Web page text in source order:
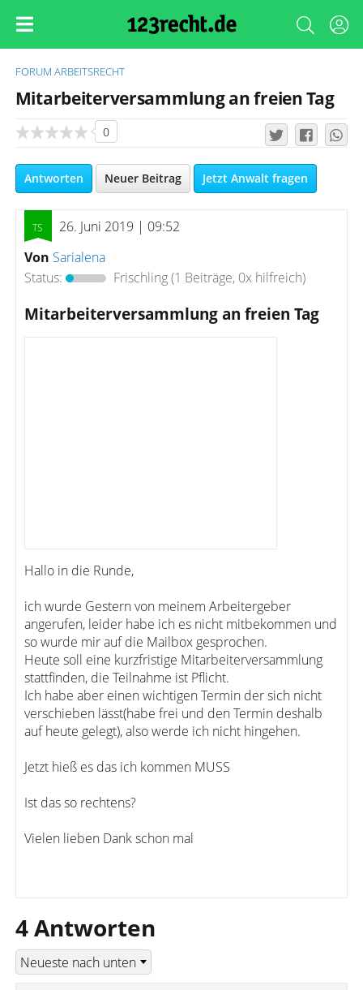
FORUM ARBEITSRECHT
Mitarbeiterversammlung an freien Tag
0
Antworten Neuer Beitrag Jetzt Anwalt fragen
26. Juni 2019 | 09:52
Von Sarialena
Status:
Frischling(1 Beiträge, 0x hilfreich)
Mitarbeiterversammlung an freien Tag
Hallo in die Runde,
ich wurde Gestern von meinem Arbeitergeber
angerufen, leider habe ich es nicht mitbekommen und
so wurde mir auf die Mailbox gesprochen.
Heute soll eine kurzfristige Mitarbeiterversammlung
stattfinden, die Teilnahme ist Pflicht.
Ich habe aber einen wichtigen Termin der sich nicht
verschieben lässt(habe frei und den Termin deshalb
auf heute gelegt), also werde ich nicht hingehen.
Jetzt hieß es das ich kommen MUSS
Ist das so rechtens?
Vielen lieben Dank schon mal
4 Antworten